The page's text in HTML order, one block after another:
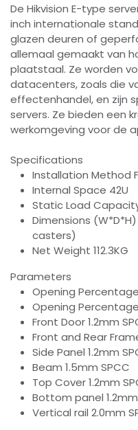
De Hikvision E-type
inch internationale
glazen deuren of
allemaal gemaakt van
plaatstaal. Ze worden
datacenters, zoals die
effectenhandel, en zijn
servers. Ze bieden een
werkomgeving voor de
Specifications
Installation Method
Internal Space 42U
Static Load
Dimensions
casters)
Net Weight 112.3KG
Parameters
Opening
Opening
Front Door 1.2mm
Front and Rear
Side Panel 1.2mm
Beam 1.5mm SPCC
Top Cover 1.2mm
Bottom panel 1.2mm
Vertical rail 2.0mm